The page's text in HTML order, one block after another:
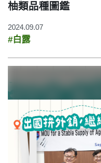
柚類品種圖鑑
2024.09.07
#白露